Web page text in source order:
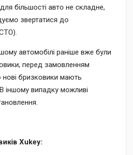
більшості авто не складне,
звертатися до
автомобілі раніше вже були
перед замовленням
бризковики мають
іншому випадку можливі
Xukey: